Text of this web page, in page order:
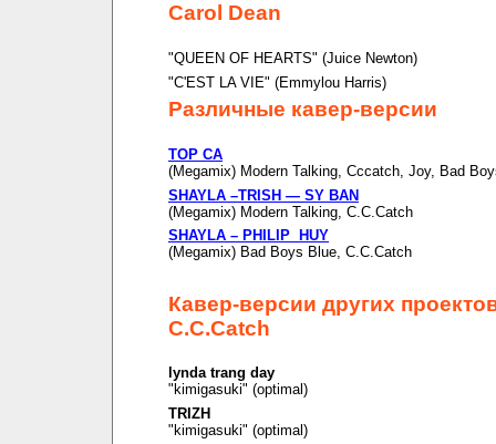
Carol Dean
"QUEEN OF HEARTS" (Juice Newton)
"C'EST LA VIE" (Emmylou Harris)
Различные кавер-версии
TOP CA
(Megamix) Modern Talking, Cccatch, Joy, Bad
SHAYLA –TRISH — SY BAN
(Megamix) Modern Talking, C.C.Catch
SHAYLA – PHILIP HUY
(Megamix) Bad Boys Blue, C.C.Catch
Кавер-версии других
C.C.Catch
lynda trang day
"kimigasuki" (optimal)
TRIZH
"kimigasuki" (optimal)